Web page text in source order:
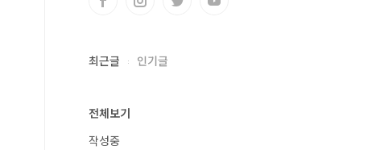
최근글 인기글
전체보기
작성중